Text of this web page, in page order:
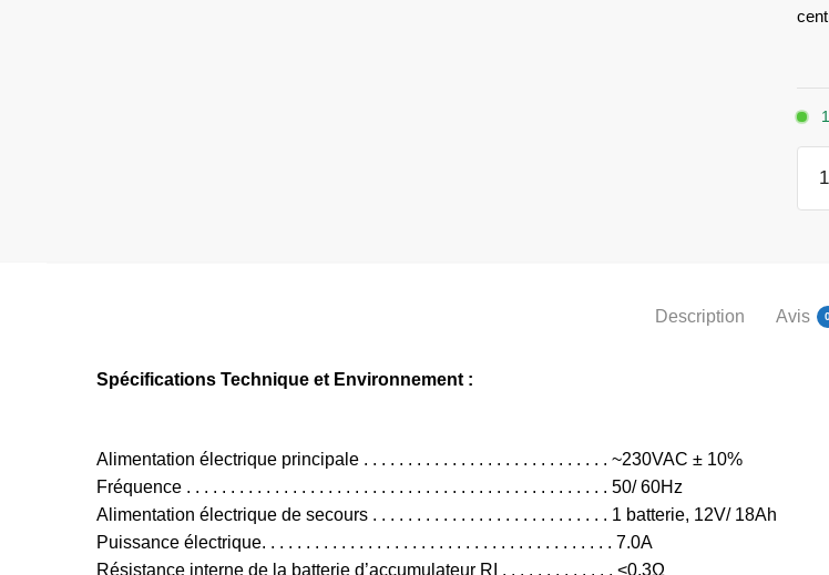
Description Avis
Spécifications Technique et Environnement :
Alimentation électrique principale . . . . . . . . . . . . . . . . . . . . . . . . . . . . ~230VAC ± 10%
Fréquence . . . . . . . . . . . . . . . . . . . . . . . . . . . . . . . . . . . . . . . . . . . . . . . . 50/ 60Hz
Alimentation électrique de secours . . . . . . . . . . . . . . . . . . . . . . . . . . . 1 batterie, 12V/ 18Ah
Puissance électrique. . . . . . . . . . . . . . . . . . . . . . . . . . . . . . . . . . . . . . . . 7.0A
Résistance interne de la batterie d’accumulateur RI . . . . . . . . . . . . . <0.3Ω